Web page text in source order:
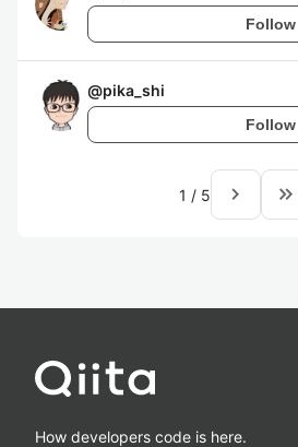
Follow
@pika_shi
Follow
1 / 5 navigate_next keyboard_double_arrow_right
How developers code is here.